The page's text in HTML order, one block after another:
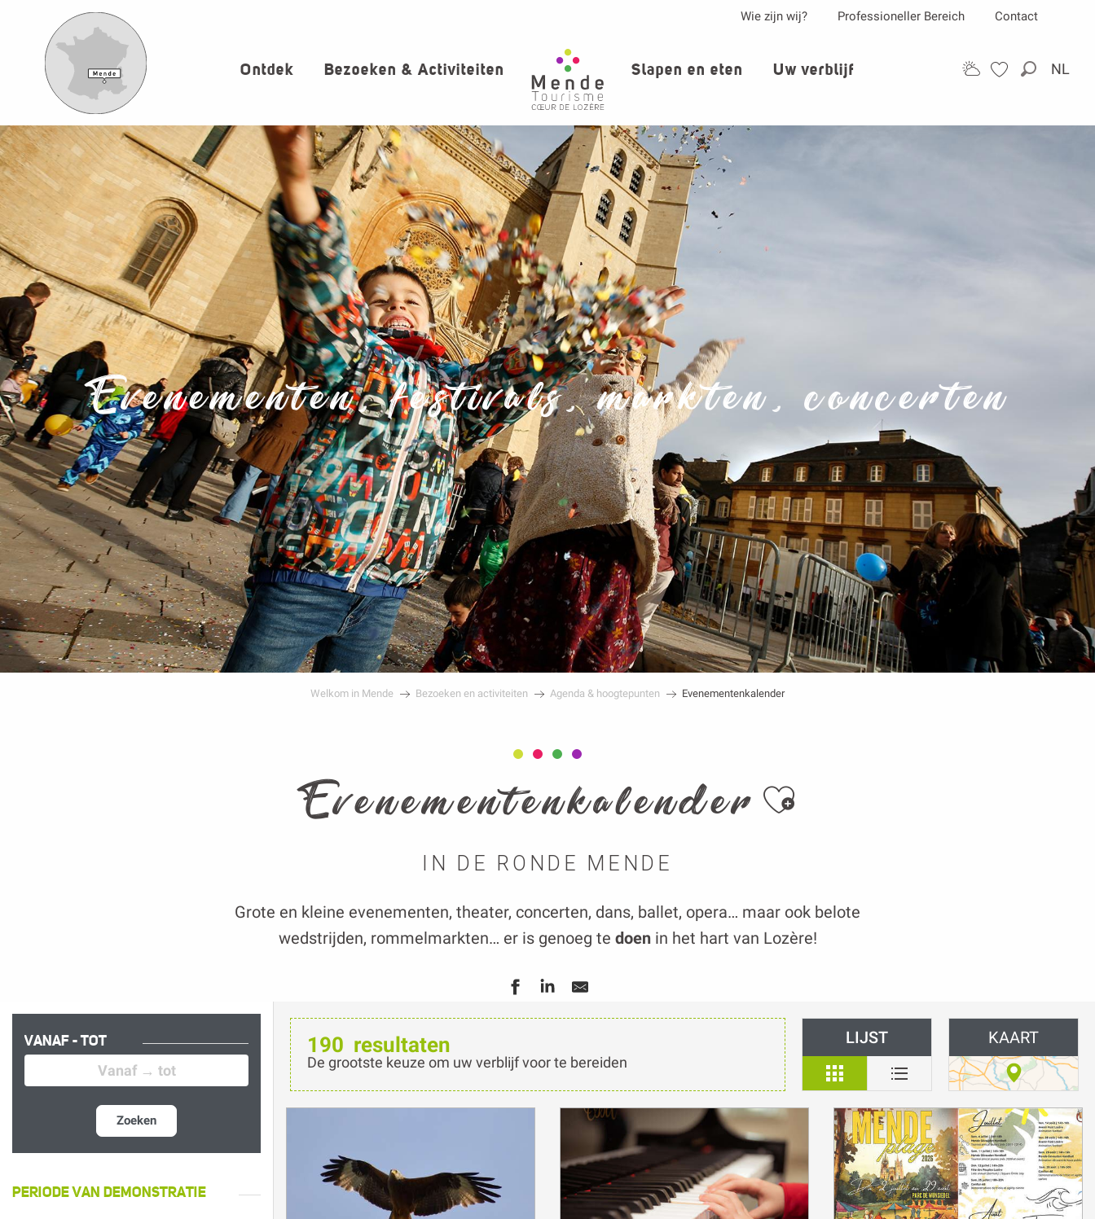
contenu
principal
Zoek op
NL
Wie zijn wij? Professioneller Bereich Contact
Ontdek Bezoeken & Activiteiten Slapen en eten Uw verblijf
Evenementen, festivals, markten, concerten
Welkom in Mende Bezoeken en activiteiten Agenda & hoogtepunten Evenementenkalender
Evenementenkalender Ajouter aux favoris
IN DE RONDE MENDE
Grote en kleine evenementen, theater, concerten, dans, ballet, opera… maar ook belote
wedstrijden, rommelmarkten… er is genoeg te doenin het hart van Lozère!
VANAF - TOT
Zoeken
PERIODE VAN DEMONSTRATIE
190 resultaten
De grootste keuze om uw verblijf voor te bereiden
LIJST KAART